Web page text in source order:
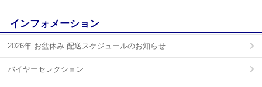
インフォメーション
2026年 お盆休み 配送スケジュールのお知らせ
バイヤーセレクション